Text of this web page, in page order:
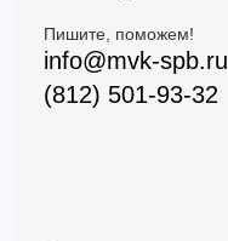
Пишите, поможем!
info@mvk-spb.ru
(812) 501-93-32